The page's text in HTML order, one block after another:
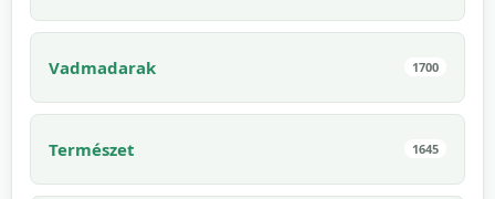
Vadmadarak 1700
Természet 1645